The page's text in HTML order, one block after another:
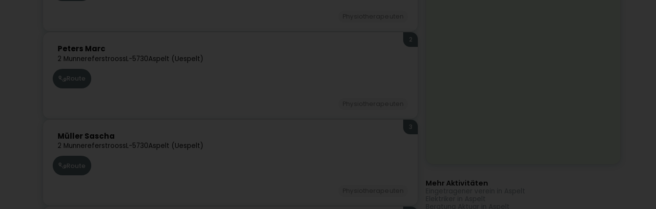
Peters Marc
2 MunnereferstroossL-5730Aspelt (Uespelt)
2
Route
Müller Sascha
2 MunnereferstroossL-5730Aspelt (Uespelt)
3
Route
Mehr Aktivitäten